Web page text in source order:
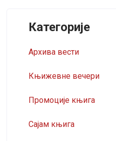
Категорије
Архива вести
Књижевне вечери
Промоције књига
Сајам књига